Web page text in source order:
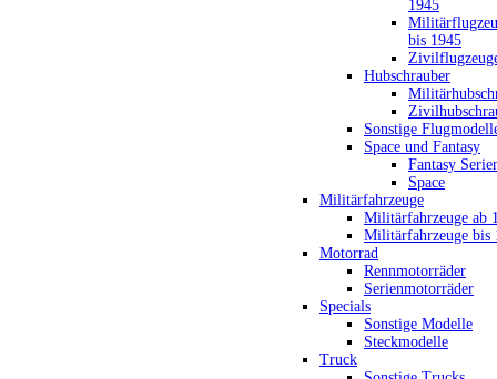
1945
bis 1945
Hubschrauber
Sonstige
Space und Fantasy
Fantasy
Space
Militärfahrzeuge
Militärfahrzeuge ab
Militärfahrzeuge bis
Motorrad
Rennmotorräder
Serienmotorräder
Specials
Sonstige Modelle
Steckmodelle
Truck